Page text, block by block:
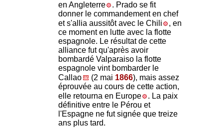
en Angleterre
. Prado se fit
donner le commandement en chef
et s'allia aussitôt avec le Chili
, en
ce moment en lutte avec la flotte
espagnole. Le résultat de cette
alliance fut qu'après avoir
bombardé Valparaiso la flotte
espagnole vint bombarder le
Callao
(2 mai 1866), mais assez
éprouvée au cours de cette action,
elle retourna en Europe
. La paix
définitive entre le Pérou et
l'Espagne ne fut signée que treize
ans plus tard.